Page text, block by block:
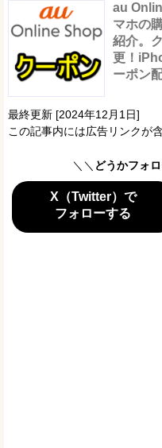
au
マホの
紹介。
更！
ーポン
最終更新 [2024年12月1日]
この記事内には広告リンクが
＼＼ どうかフォ
X（Twitter）で
フォローする